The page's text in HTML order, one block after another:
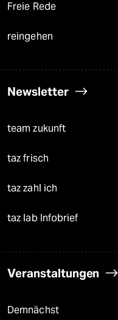
Freie Rede
reingehen
Newsletter
team zukunft
taz frisch
taz zahl ich
taz lab Infobrief
Veranstaltungen
Demnächst